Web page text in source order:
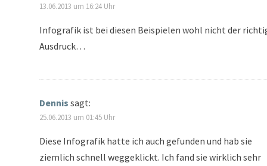
13.06.2013 um 16:24 Uhr
Infografik ist bei diesen Beispielen wohl nicht der
Ausdruck…
Dennis sagt:
25.06.2013 um 01:45 Uhr
Diese Infografik hatte ich auch gefunden und hab sie
ziemlich schnell weggeklickt. Ich fand sie wirklich sehr